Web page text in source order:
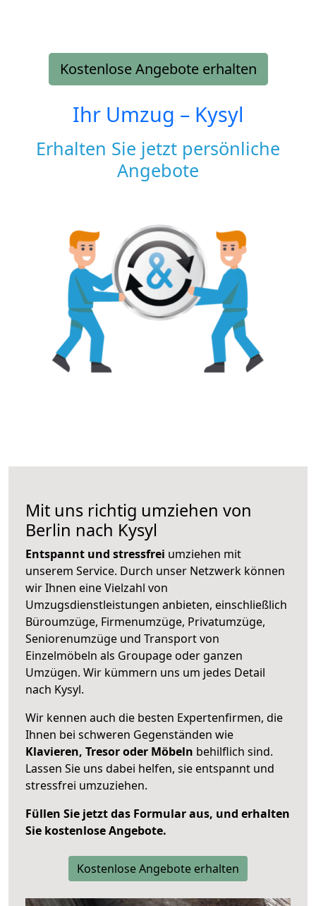
Kostenlose Angebote erhalten
Ihr Umzug – Kysyl
Erhalten Sie jetzt persönliche
Angebote
Mit uns richtig umziehen von
Berlin nach Kysyl
Entspannt und stressfrei umziehen mit
unserem Service. Durch unser Netzwerk können
wir Ihnen eine Vielzahl von
Umzugsdienstleistungen anbieten, einschließlich
Büroumzüge, Firmenumzüge, Privatumzüge,
Seniorenumzüge und Transport von
Einzelmöbeln als Groupage oder ganzen
Umzügen. Wir kümmern uns um jedes Detail
nach Kysyl.
Wir kennen auch die besten Expertenfirmen, die
Ihnen bei schweren Gegenständen wie
Klavieren, Tresor oder Möbeln behilflich sind.
Lassen Sie uns dabei helfen, sie entspannt und
stressfrei umzuziehen.
Füllen Sie jetzt das Formular aus, und erhalten
Sie kostenlose Angebote.
Kostenlose Angebote erhalten